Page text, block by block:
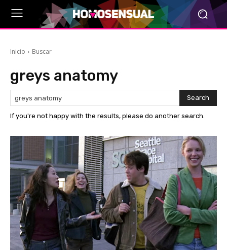
Inicio Buscar
greys anatomy
Search
If you're not happy with the results, please do another search.